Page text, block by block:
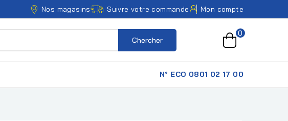
Nos magasins Suivre votre commande Mon compte
Chercher
0
N° ECO 0801 02 17 00